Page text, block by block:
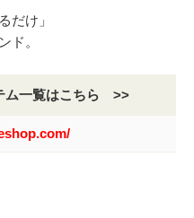
だけ」
ド。
ム一覧はこちら >>